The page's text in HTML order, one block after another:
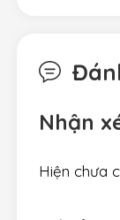
Nhận
Hiện chưa